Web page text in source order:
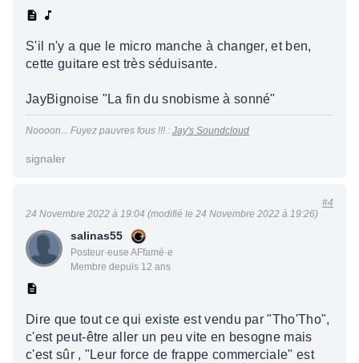
S'il n'y a que le micro manche à changer, et ben,
cette guitare est très séduisante.
JayBignoise "La fin du snobisme à sonné"
Noooon... Fuyez pauvres fous !!! : Jay's Soundcloud
signaler
salinas55
Posteur·euse AFfamé·e
Membre depuis 12 ans
24 Novembre 2022 à 19:04 (modifié le 24 Novembre 2022 à 19:26)
#4
Dire que tout ce qui existe est vendu par "Tho'Tho",
c'est peut-être aller un peu vite en besogne mais
c'est sûr , "Leur force de frappe commerciale" est